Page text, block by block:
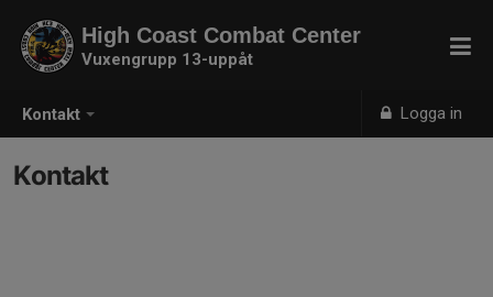
Kontakt Logga in
High Coast Combat Center
Vuxengrupp 13-uppåt
Kontakt